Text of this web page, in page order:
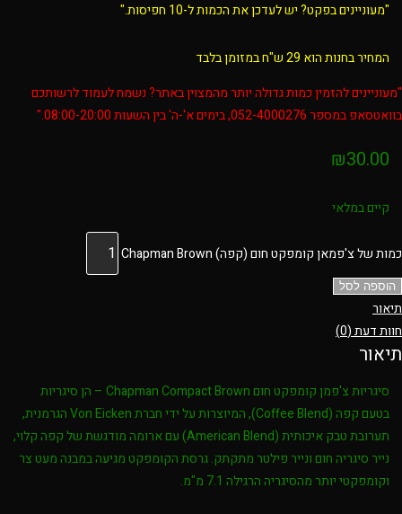
"מעוניינים בפקט? יש לעדכן את הכמות ל-10 חפיסות."
המחיר בחנות הוא 29 ש"ח במזומן בלבד
"מעוניינים להזמין כמות גדולה יותר מהמצוין באתר? נשמח לעמוד לרשותכם
בוואטסאפ במספר 052-4000276, בימים א'-ה' בין השעות 08:00-20:00."
₪30.00
קיים במלאי
כמות של צ'פמאן קומפקט חום (קפה) Chapman Brown
הוספה לסל
תיאור
חוות דעת (0)
תיאור
סיגריות צ'פמן קומפקט חום Chapman Compact Brown – הן סיגריות
בטעם קפה (Coffee Blend), המיוצרות על ידי חברת Von Eicken הגרמנית,
תערובת טבק איכותית (American Blend) עם ארומה מודגשת של קפה קלוי,
נייר סיגריה חום ונייר פילטר מתקתק. גרסת הקומפקט מגיעה במבנה מעט צר
וקומפקטי יותר מהסיגריה הרגילה 7.1 מ"מ.